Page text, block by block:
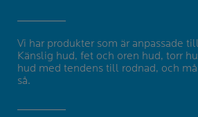
Vi har produkter som är anpassade
Känslig hud, fet och oren hud, torr
hud med tendens till rodnad, och
så.